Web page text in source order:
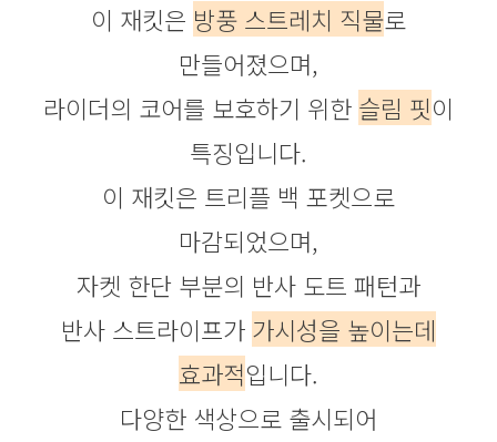
이 재킷은 방풍 스트레치 직물로
만들어졌으며,
라이더의 코어를 보호하기 위한 슬림 핏이
특징입니다.
이 재킷은 트리플 백 포켓으로
마감되었으며,
자켓 한단 부분의 반사 도트 패턴과
반사 스트라이프가 가시성을 높이는데
효과적입니다.
다양한 색상으로 출시되어